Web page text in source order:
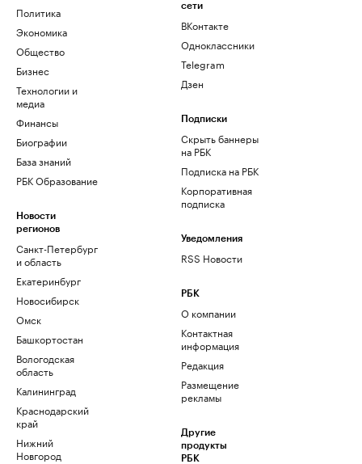
Политика
Экономика
Общество
Бизнес
Технологии и
медиа
Финансы
Биографии
База знаний
РБК Образование
Новости
регионов
Санкт-Петербург
и область
Екатеринбург
Новосибирск
Омск
Башкортостан
Вологодская
область
Калининград
Краснодарский
край
Нижний
Новгород
сети
ВКонтакте
Одноклассники
Telegram
Дзен
Подписки
Скрыть баннеры
на РБК
Подписка на РБК
Корпоративная
подписка
Уведомления
RSS Новости
РБК
О компании
Контактная
информация
Редакция
Размещение
рекламы
Другие
продукты
РБК